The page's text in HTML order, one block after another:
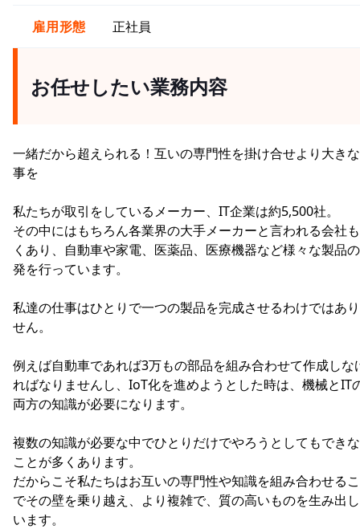
雇用形態 正社員
お任せしたい業務内容
一緒だから超えられる！互いの専門性を掛け合せより大き
事を
私たちが取引をしているメーカー、IT企業は約5,500社。
その中にはもちろん各業界の大手メーカーと言われる会社
くあり、自動車や家電、医薬品、医療機器など様々な製品
発を行っています。
私達の仕事はひとりで一つの製品を完成させるわけではあ
せん。
例えば自動車であれば3万もの部品を組み合わせて作成しな
ればなりませんし、IoT化を進めようとした時は、機械とIT
両方の知識が必要になります。
複数の知識が必要な中でひとりだけでやろうとしてもでき
ことが多くあります。
だからこそ私たちはお互いの専門性や知識を組み合わせる
でその壁を乗り越え、より複雑で、質の高いものを生み出
います。